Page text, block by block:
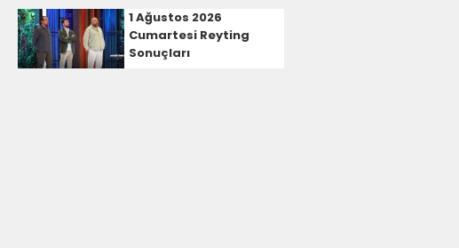
1 Ağustos 2026
Cumartesi Reyting
Sonuçları